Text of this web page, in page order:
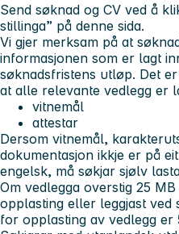
Send søknad og CV ved å
stillinga” på denne sida.
Vi gjer merksam på at
informasjonen som er lagt
søknadsfristens utløp. Det
at alle relevante vedlegg er
vitnemål
attestar
Dersom vitnemål,
dokumentasjon ikkje er på
engelsk, må søkjar sjølv
Om vedlegga overstig 25
opplasting eller leggjast ved
for opplasting av vedlegg er